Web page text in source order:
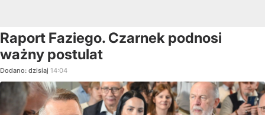
Raport Faziego. Czarnek podnosi
ważny postulat
Dodano: dzisiaj 14:04